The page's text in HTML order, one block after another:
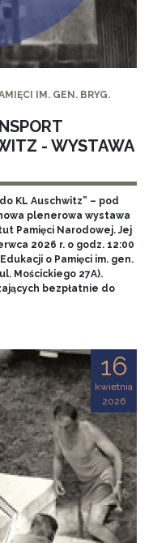
IM. GEN. BRYG.
- WYSTAWA
KL Auschwitz” – pod
plenerowa wystawa
Pamięci Narodowej. Jej
2026 r. o godz. 12:00
o Pamięci im. gen.
Mościckiego 27A).
bezpłatnie do
16
kwietnia
2026